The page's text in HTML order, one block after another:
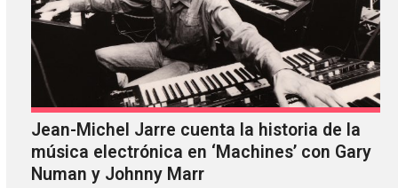
Jean-Michel Jarre cuenta la historia de la
música electrónica en ‘Machines’ con Gary
Numan y Johnny Marr